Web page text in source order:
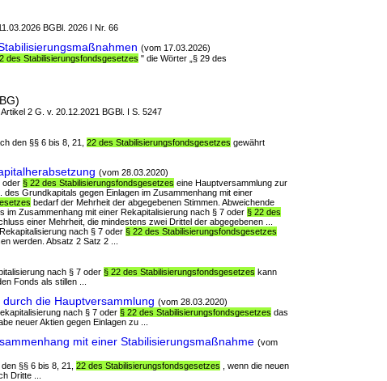
BGBl. 2026 I Nr. 66
(vom 17.03.2026)
des Stabilisierungsfondsgesetzes " die Wörter „§ 29 des
2 G. v. 20.12.2021 BGBl. I S. 5247
den §§ 6 bis 8, 21, 22 des Stabilisierungsfondsgesetzes gewährt
(vom 28.03.2020)
oder § 22 des Stabilisierungsfondsgesetzes eine Hauptversammlung zur
Grundkapitals gegen Einlagen im Zusammenhang mit einer
bedarf der Mehrheit der abgegebenen Stimmen. Abweichende
Zusammenhang mit einer Rekapitalisierung nach § 7 oder § 22 des
einer Mehrheit, die mindestens zwei Drittel der abgegebenen ...
nach § 7 oder § 22 des Stabilisierungsfondsgesetzes
werden. Absatz 2 Satz 2 ...
nach § 7 oder § 22 des Stabilisierungsfondsgesetzes kann
Fonds als stillen ...
die Hauptversammlung (vom 28.03.2020)
nach § 7 oder § 22 des Stabilisierungsfondsgesetzes das
neuer Aktien gegen Einlagen zu ...
mit einer Stabilisierungsmaßnahme (vom
§§ 6 bis 8, 21, 22 des Stabilisierungsfondsgesetzes , wenn die neuen
Dritte ...